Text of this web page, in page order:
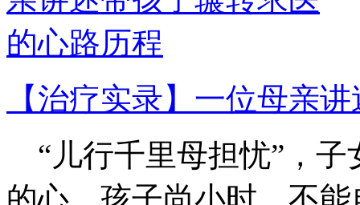
【治疗实录】一位母亲
“儿行千里母担忧”，子